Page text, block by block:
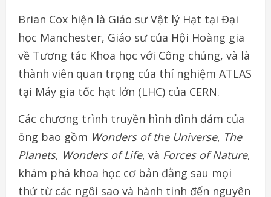
Brian Cox hiện là Giáo sư Vật lý Hạt tại Đại
học Manchester, Giáo sư của Hội Hoàng gia
về Tương tác Khoa học với Công chúng, và là
thành viên quan trọng của thí nghiệm ATLAS
tại Máy gia tốc hạt lớn (LHC) của CERN.
Các chương trình truyền hình đình đám của
ông bao gồm Wonders of the Universe, The
Planets, Wonders of Life, và Forces of Nature,
khám phá khoa học cơ bản đằng sau mọi
thứ từ các ngôi sao và hành tinh đến nguyên